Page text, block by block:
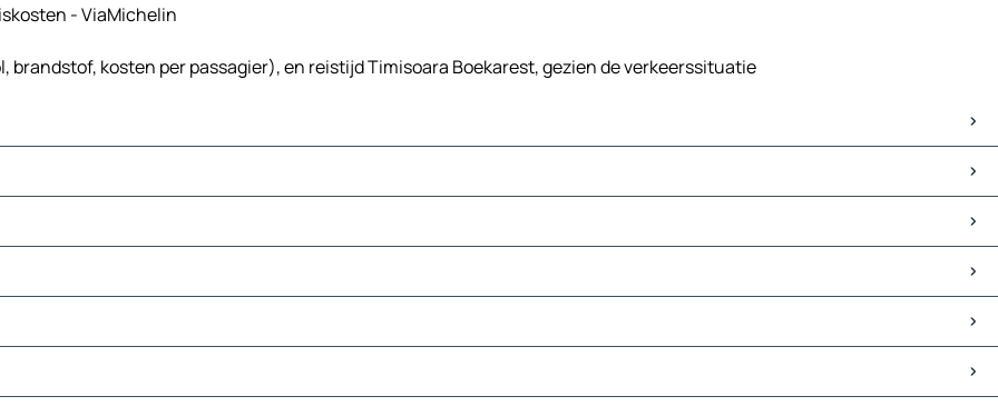
- ViaMichelin
kosten per passagier), en reistijd Timisoara Boekarest, gezien de verkeerssituatie